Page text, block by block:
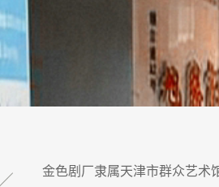
金色剧厂隶属天津市群众艺术